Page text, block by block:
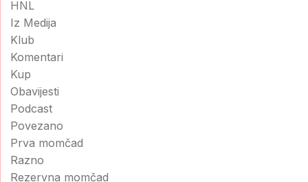
HNL
Iz Medija
Klub
Komentari
Kup
Obavijesti
Podcast
Povezano
Prva momčad
Razno
Rezervna momčad